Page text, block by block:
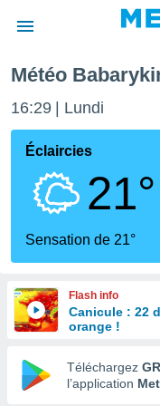
de
Météo
16:29 Lundi
Éclaircies
21°
Sensation de 21°
Flash info
Canicule : 22
orange !
Téléchargez
l’application